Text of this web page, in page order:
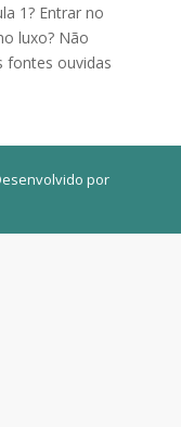
1? Entrar no
luxo? Não
fontes ouvidas
por